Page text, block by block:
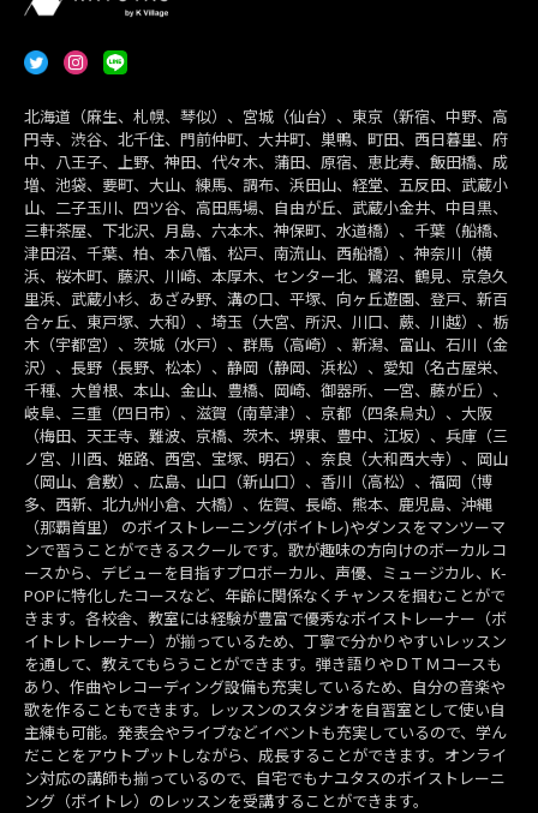
北海道（麻生、札幌、琴似）、宮城（仙台）、東京（新宿、中野、高
円寺、渋谷、北千住、門前仲町、大井町、巣鴨、町田、西日暮里、府
中、八王子、上野、神田、代々木、蒲田、原宿、恵比寿、飯田橋、成
増、池袋、要町、大山、練馬、調布、浜田山、経堂、五反田、武蔵小
山、二子玉川、四ツ谷、高田馬場、自由が丘、武蔵小金井、中目黒、
三軒茶屋、下北沢、月島、六本木、神保町、水道橋）、千葉（船橋、
津田沼、千葉、柏、本八幡、松戸、南流山、西船橋）、神奈川（横
浜、桜木町、藤沢、川崎、本厚木、センター北、鷺沼、鶴見、京急久
里浜、武蔵小杉、あざみ野、溝の口、平塚、向ヶ丘遊園、登戸、新百
合ヶ丘、東戸塚、大和）、埼玉（大宮、所沢、川口、蕨、川越）、栃
木（宇都宮）、茨城（水戸）、群馬（高崎）、新潟、富山、石川（金
沢）、長野（長野、松本）、静岡（静岡、浜松）、愛知（名古屋栄、
千種、大曽根、本山、金山、豊橋、岡崎、御器所、一宮、藤が丘）、
岐阜、三重（四日市）、滋賀（南草津）、京都（四条烏丸）、大阪
（梅田、天王寺、難波、京橋、茨木、堺東、豊中、江坂）、兵庫（三
ノ宮、川西、姫路、西宮、宝塚、明石）、奈良（大和西大寺）、岡山
（岡山、倉敷）、広島、山口（新山口）、香川（高松）、福岡（博
多、西新、北九州小倉、大橋）、佐賀、長崎、熊本、鹿児島、沖縄
（那覇首里） のボイストレーニング(ボイトレ)やダンスをマンツーマ
ンで習うことができるスクールです。歌が趣味の方向けのボーカルコ
ースから、デビューを目指すプロボーカル、声優、ミュージカル、K-
POPに特化したコースなど、年齢に関係なくチャンスを掴むことがで
きます。各校舎、教室には経験が豊富で優秀なボイストレーナー（ボ
イトレトレーナー）が揃っているため、丁寧で分かりやすいレッスン
を通して、教えてもらうことができます。弾き語りやＤＴＭコースも
あり、作曲やレコーディング設備も充実しているため、自分の音楽や
歌を作ることもできます。レッスンのスタジオを自習室として使い自
主練も可能。発表会やライブなどイベントも充実しているので、学ん
だことをアウトプットしながら、成長することができます。オンライ
ン対応の講師も揃っているので、自宅でもナユタスのボイストレーニ
ング（ボイトレ）のレッスンを受講することができます。